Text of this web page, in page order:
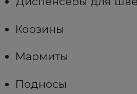
Корзины
Мармиты
Подносы